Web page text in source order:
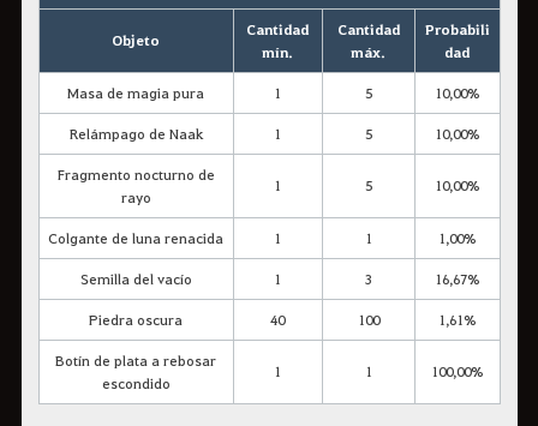
Objeto
Cantidad
mín.
Cantidad
máx.
Probabili
dad
Masa de magia pura 1 5 10,00%
Relámpago de Naak 1 5 10,00%
Fragmento nocturno de
rayo
1 5 10,00%
Colgante de luna renacida 1 1 1,00%
Semilla del vacío 1 3 16,67%
Piedra oscura 40 100 1,61%
Botín de plata a rebosar
escondido
1 1 100,00%